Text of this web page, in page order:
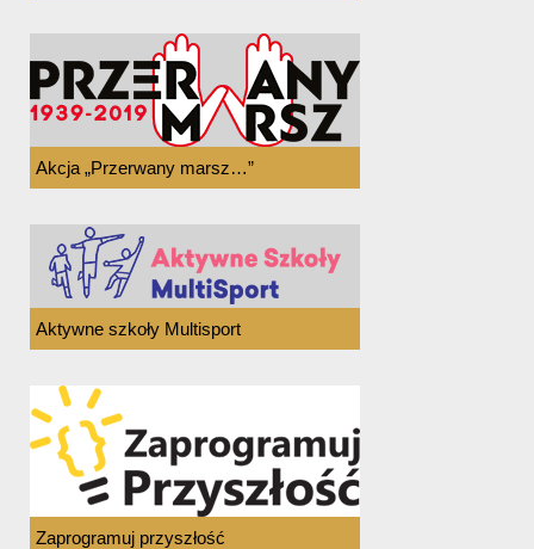
Akcja „Przerwany marsz…”
Aktywne szkoły Multisport
Zaprogramuj przyszłość